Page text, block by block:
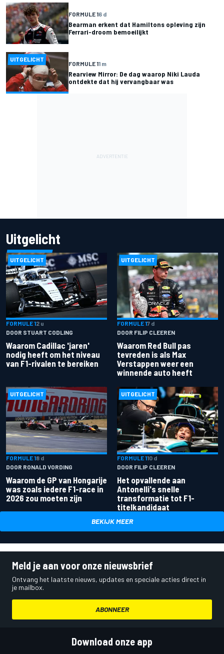
FORMULE 16 d
Bearman erkent dat Hamiltons opleving zijn
Ferrari-droom bemoeilijkt
UITGELICHT
FORMULE 11 m
Rearview Mirror: De dag waarop Niki Lauda
ontdekte dat hij vervangbaar was
Uitgelicht
UITGELICHT
FORMULE 12 u
DOOR STUART CODLING
Waarom Cadillac 'jaren'
nodig heeft om het niveau
van F1-rivalen te bereiken
UITGELICHT
FORMULE 17 d
DOOR FILIP CLEEREN
Waarom Red Bull pas
tevreden is als Max
Verstappen weer een
winnende auto heeft
UITGELICHT
FORMULE 18 d
DOOR RONALD VORDING
Waarom de GP van Hongarije
was zoals iedere F1-race in
2026 zou moeten zijn
UITGELICHT
FORMULE 110 d
DOOR FILIP CLEEREN
Het opvallende aan
Antonelli's snelle
transformatie tot F1-
titelkandidaat
BEKIJK MEER
Meld je aan voor onze nieuwsbrief
Ontvang het laatste nieuws, updates en speciale acties direct in
je mailbox.
ABONNEER
Download onze app